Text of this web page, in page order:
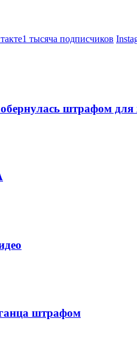
1 тысяча подписчиков
штрафом
штрафом